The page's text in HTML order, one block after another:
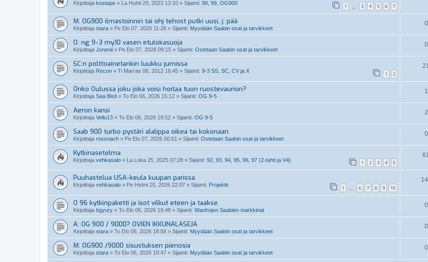
Kirjoittaja kostape » La Huhti 29, 2023 13:10 » Sijainti: 90, 99, OG900 1 3 4 5 6 7
M: OG900 ilmastoinnin tai ohj tehost putki uusi, j: pää
Kirjoittaja stara » Pe Elo 07, 2026 11:26 » Sijainti: Myydään Saabin osat ja tarvikkeet
0
O: ng 9-3 my10 vasen etulokasuoja
Kirjoittaja Jonenii » Pe Elo 07, 2026 09:15 » Sijainti: Ostetaan Saabin osat ja tarvikkeet
0
SC:n polttoainetankin luukku jumissa
Kirjoittaja Recon » Ti Marras 06, 2012 16:45 » Sijainti: 9-3 SS, SC, CV ja X 1 2
Onko Oulussa joku joka voisi hoitaa tuon ruostevaurion?
Kirjoittaja Saa Bisti » To Elo 06, 2026 15:12 » Sijainti: OG 9-5
1
Aeron kansi
Kirjoittaja Vellu13 » To Elo 06, 2026 19:52 » Sijainti: OG 9-5
2
Saab 900 turbo pystäri alalippa oikea tai kokonaan
Kirjoittaja rossnach » Pe Elo 07, 2026 00:51 » Sijainti: Ostetaan Saabin osat ja tarvikkeet
0
Kytkinasetelma
Kirjoittaja vehkasalo » La Loka 25, 2025 07:28 » Sijainti: 92, 93, 94, 95, 96, 97 (2-tahti ja V4) 1 2 3 4 5
61
Puuhastelua USA-keula kuupan parissa.
Kirjoittaja vehkasalo » Pe Helmi 20, 2026 22:07 » Sijainti: Projektit 1 6 7 8 9 10
O 96 kytkinpaketti ja isot vilkut eteen ja taakse.
Kirjoittaja bgyury » To Elo 06, 2026 19:48 » Sijainti: Wanhojen Saabien markkinat
0
A: OG 900 / 9000? OVIEN IKKUNALASEJA
Kirjoittaja stara » To Elo 06, 2026 18:58 » Sijainti: Myydään Saabin osat ja tarvikkeet
0
M: OG900 /9000 sisustuksen pienosia
Kirjoittaja stara » To Elo 06, 2026 18:47 » Sijainti: Myydään Saabin osat ja tarvikkeet
0